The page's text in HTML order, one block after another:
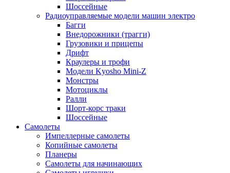
Шоссейные
Радиоуправляемые модели машин электро
Багги
Внедорожники (трагги)
Грузовики и прицепы
Дрифт
Краулеры и трофи
Модели Kyosho Mini-Z
Монстры
Мотоциклы
Ралли
Шорт-корс траки
Шоссейные
Самолеты
Импеллерные самолеты
Копийные самолеты
Планеры
Самолеты для начинающих